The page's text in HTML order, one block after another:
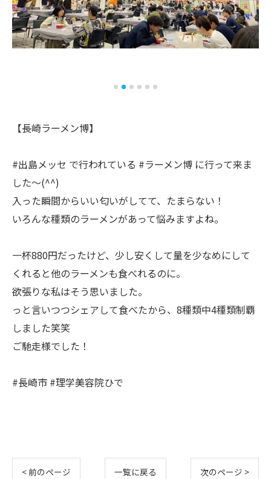
【長崎ラーメン博】
#出島メッセ で行われている #ラーメン博 に行って来ま
した〜(^^)
入った瞬間からいい匂いがしてて、たまらない！
いろんな種類のラーメンがあって悩みますよね。
一杯880円だったけど、少し安くして量を少なめにして
くれると他のラーメンも食べれるのに。
欲張りな私はそう思いました。
っと言いつつシェアして食べたから、8種類中4種類制覇
しました笑笑
ご馳走様でした！
#長崎市 #理学美容院ひで
< 前のページ 一覧に戻る 次のページ >